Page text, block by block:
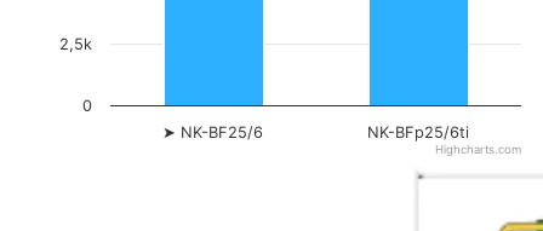
NK-BFp25/6ti
➤ NK-BF25/6
0
2,5k
Highcharts.com